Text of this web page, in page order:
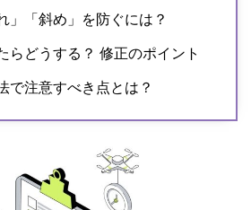
」「斜め」を防ぐには？
らどうする？ 修正のポイント
で注意すべき点とは？